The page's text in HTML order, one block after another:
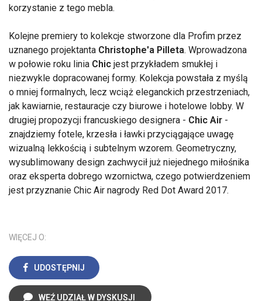
korzystanie z tego mebla.
Kolejne premiery to kolekcje stworzone dla Profim przez
uznanego projektanta Christophe'a Pilleta. Wprowadzona
w połowie roku linia Chic jest przykładem smukłej i
niezwykle dopracowanej formy. Kolekcja powstała z myślą
o mniej formalnych, lecz wciąż eleganckich przestrzeniach,
jak kawiarnie, restauracje czy biurowe i hotelowe lobby. W
drugiej propozycji francuskiego designera - Chic Air -
znajdziemy fotele, krzesła i ławki przyciągające uwagę
wizualną lekkością i subtelnym wzorem. Geometryczny,
wysublimowany design zachwycił już niejednego miłośnika
oraz eksperta dobrego wzornictwa, czego potwierdzeniem
jest przyznanie Chic Air nagrody Red Dot Award 2017.
WIĘCEJ O:
UDOSTĘPNIJ
WEŹ UDZIAŁ W DYSKUSJI